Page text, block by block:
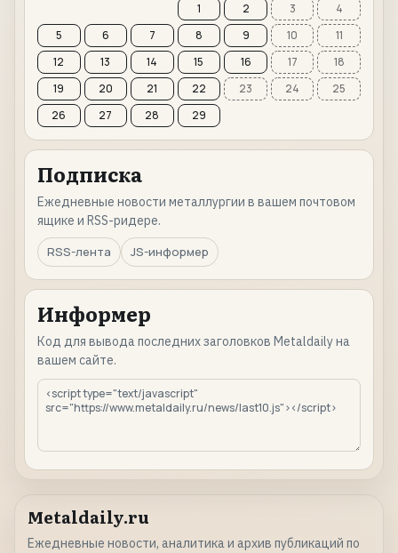
1 2 3
4
5
6 7 8 9 10
11
12
13 14 15 16 17
18
19
20 21 22 23 24
25
26
27 28 29
Подписка
Ежедневные новости металлургии в вашем почтовом
ящике и RSS-ридере.
RSS-лента
JS-информер
Информер
Код для вывода последних заголовков Metaldaily на
вашем сайте.
Metaldaily.ru
Ежедневные новости, аналитика и архив публикаций по